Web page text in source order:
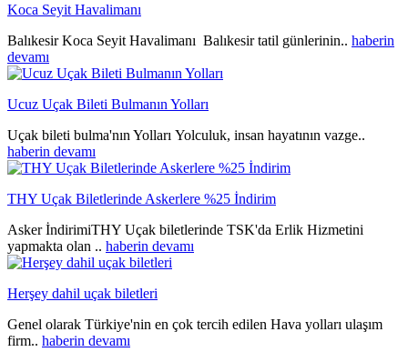
Koca Seyit Havalimanı
Balıkesir Koca Seyit Havalimanı Balıkesir tatil günlerinin.. haberin
devamı
Ucuz Uçak Bileti Bulmanın Yolları
Uçak bileti bulma'nın Yolları Yolculuk, insan hayatının vazge..
haberin devamı
THY Uçak Biletlerinde Askerlere %25 İndirim
Asker İndirimiTHY Uçak biletlerinde TSK'da Erlik Hizmetini
yapmakta olan .. haberin devamı
Herşey dahil uçak biletleri
Genel olarak Türkiye'nin en çok tercih edilen Hava yolları ulaşım
firm.. haberin devamı